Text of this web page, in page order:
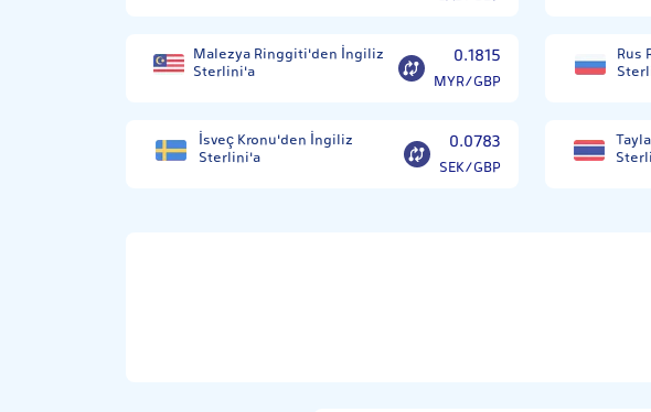
Malezya Ringgiti'den İngiliz
Sterlini'a
0.1815
MYR/GBP
Rus
İsveç Kronu'den İngiliz
Sterlini'a
0.0783
SEK/GBP